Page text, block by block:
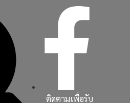
ติดตามเพื่อรับ